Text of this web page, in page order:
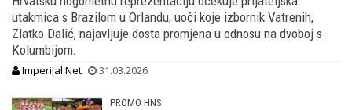
utakmica s Brazilom u Orlandu, uoči koje izbornik Vatrenih,
Zlatko Dalić, najavljuje dosta promjena u odnosu na dvoboj s
Kolumbijom.
Imperijal.Net 31.03.2026
PROMO HNS